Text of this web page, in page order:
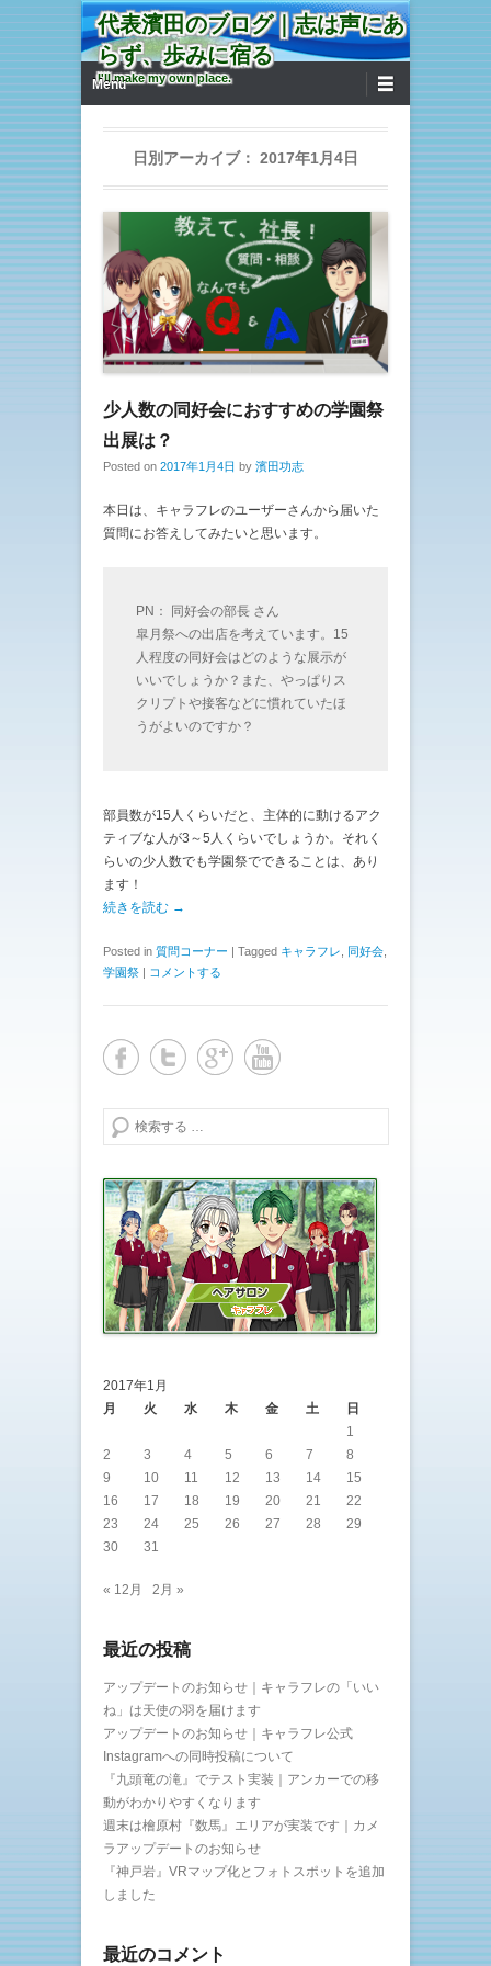
代表濱田のブログ｜志は声にあ
らず、歩みに宿る
I'll make my own place.
第1メニュー
コンテンツへ移動
Menu
日別アーカイブ： 2017年1月4日
少人数の同好会におすすめの学園祭
出展は？
Posted on 2017年1月4日 by 濱田功志
本日は、キャラフレのユーザーさんから届いた
質問にお答えしてみたいと思います。
PN： 同好会の部長 さん
皐月祭への出店を考えています。15
人程度の同好会はどのような展示が
いいでしょうか？また、やっぱりス
クリプトや接客などに慣れていたほ
うがよいのですか？
部員数が15人くらいだと、主体的に動けるアク
ティブな人が3～5人くらいでしょうか。それく
らいの少人数でも学園祭でできることは、あり
ます！
続きを読む →
Posted in 質問コーナー | Tagged キャラフレ 同好会
学園祭 | コメントする
検索する
2017年1月
月
火 水 木 金 土
日
1
2
3 4 5 6 7
8
9
10 11 12 13 14
15
16
17 18 19 20 21
22
23
24 25 26 27 28
29
30
31
« 12月 2月 »
最近の投稿
アップデートのお知らせ｜キャラフレの「いい
ね」は天使の羽を届けます
アップデートのお知らせ｜キャラフレ公式
Instagramへの同時投稿について
『九頭竜の滝』でテスト実装｜アンカーでの移
動がわかりやすくなります
週末は檜原村『数馬』エリアが実装です｜カメ
ラアップデートのお知らせ
『神戸岩』VRマップ化とフォトスポットを追加
しました
最近のコメント